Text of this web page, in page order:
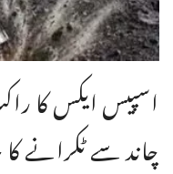
اسپیس ایکس کا
چاند سے ٹکرانے